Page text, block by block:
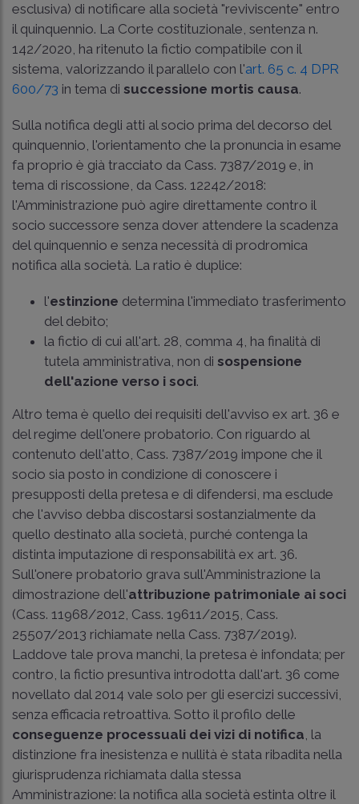
esclusiva) di notificare alla società "reviviscente" entro
il quinquennio. La Corte costituzionale, sentenza n.
142/2020, ha ritenuto la fictio compatibile con il
sistema, valorizzando il parallelo con l'art. 65 c. 4 DPR
600/73 in tema di successione mortis causa.
Sulla notifica degli atti al socio prima del decorso del
quinquennio, l'orientamento che la pronuncia in esame
fa proprio è già tracciato da Cass. 7387/2019 e, in
tema di riscossione, da Cass. 12242/2018:
l'Amministrazione può agire direttamente contro il
socio successore senza dover attendere la scadenza
del quinquennio e senza necessità di prodromica
notifica alla società. La ratio è duplice:
l'estinzione determina l'immediato trasferimento
del debito;
la fictio di cui all'art. 28, comma 4, ha finalità di
tutela amministrativa, non di sospensione
dell'azione verso i soci.
Altro tema è quello dei requisiti dell'avviso ex art. 36 e
del regime dell'onere probatorio. Con riguardo al
contenuto dell'atto, Cass. 7387/2019 impone che il
socio sia posto in condizione di conoscere i
presupposti della pretesa e di difendersi, ma esclude
che l'avviso debba discostarsi sostanzialmente da
quello destinato alla società, purché contenga la
distinta imputazione di responsabilità ex art. 36.
Sull'onere probatorio grava sull'Amministrazione la
dimostrazione dell'attribuzione patrimoniale ai soci
(Cass. 11968/2012, Cass. 19611/2015, Cass.
25507/2013 richiamate nella Cass. 7387/2019).
Laddove tale prova manchi, la pretesa è infondata; per
contro, la fictio presuntiva introdotta dall'art. 36 come
novellato dal 2014 vale solo per gli esercizi successivi,
senza efficacia retroattiva. Sotto il profilo delle
conseguenze processuali dei vizi di notifica, la
distinzione fra inesistenza e nullità è stata ribadita nella
giurisprudenza richiamata dalla stessa
Amministrazione: la notifica alla società estinta oltre il